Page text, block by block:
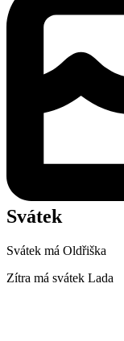
Svátek
Svátek má Oldřiška
Zítra má svátek Lada